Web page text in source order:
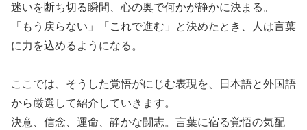
迷いを断ち切る瞬間、心の奥で何かが静かに決まる。
「もう戻らない」「これで進む」と決めたとき、人は言葉
に力を込めるようになる。
ここでは、そうした覚悟がにじむ表現を、日本語と外国語
から厳選して紹介していきます。
決意、信念、運命、静かな闘志。言葉に宿る覚悟の気配